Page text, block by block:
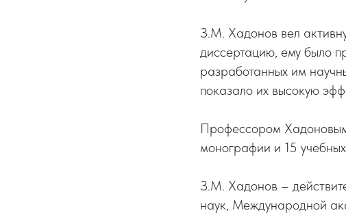
З.М. Хадонов вел
диссертацию, ему было
разработанных им
показало их высокую
Профессором
монографии и 15
З.М. Хадонов –
наук, Международной